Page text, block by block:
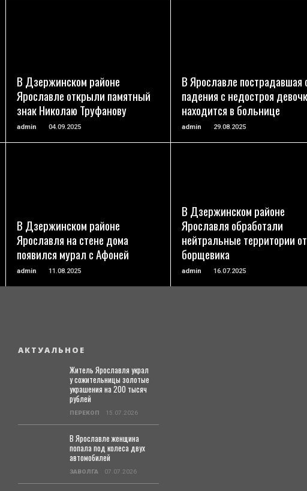
В Дзержинском районе
Ярославле открыли памятный
знак Николаю Труфанову
admin 04.09.2025
В Ярославле пострадавшая
падения с недостроя
находится в больнице
admin 29.08.2025
В Дзержинском районе
Ярославля на стене дома
появился мурал с Афоней
admin 11.08.2025
В Дзержинском районе
Ярославля обработали
нейтральные территории от
борщевика
admin 16.07.2025
АКТУАЛЬНОЕ
Житель Ярославля украл
у сожительницы золотые
украшения на 200 тысяч
рублей
ПЕРЕКОП 15.07.2026
В Ярославле женщина
попала под колеса двух
автомобилей
ЗАВОЛГА 07.07.2026